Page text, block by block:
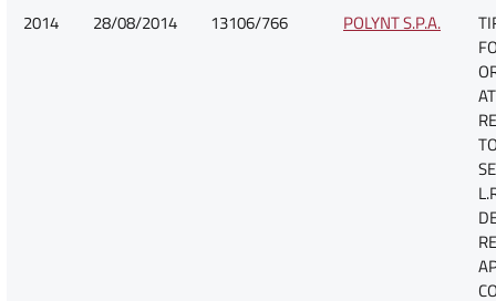
2014 28/08/2014 13106/766 POLYNT S.P.A.